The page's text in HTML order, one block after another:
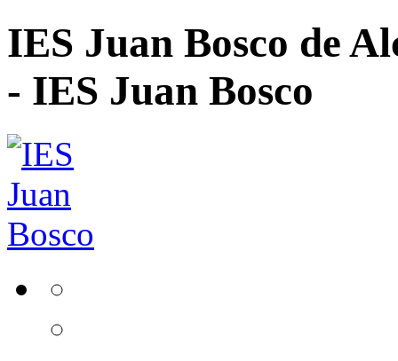
IES Juan Bosco de
- IES Juan Bosco